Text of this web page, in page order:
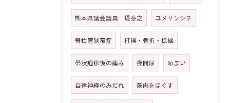
熊本県議会議員 堤泰之 ユメサンシチ
脊柱管狭窄症 打撲・骨折・捻挫
帯状疱疹後の痛み 夜間尿 めまい
自律神経のみだれ 筋肉をほぐす